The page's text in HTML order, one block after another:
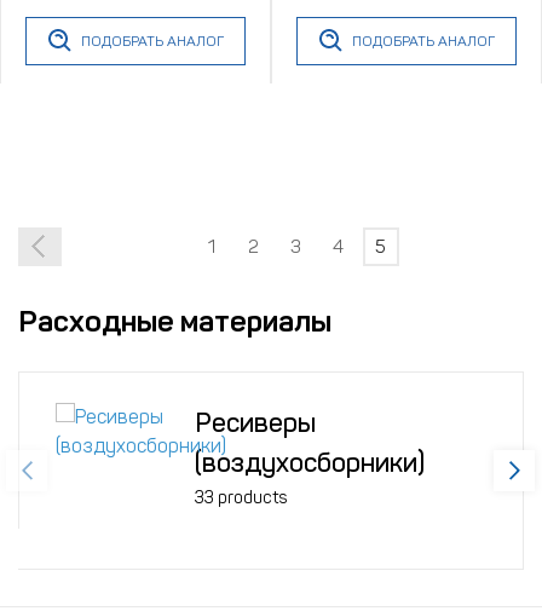
ПОДОБРАТЬ АНАЛОГ ПОДОБРАТЬ АНАЛОГ
1 2 3 4 5
Расходные материалы
Ресиверы
(воздухосборники)
33 products